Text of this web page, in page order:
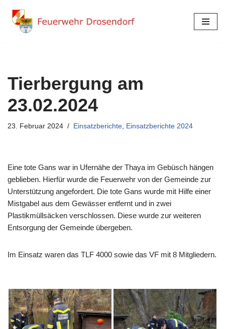
Zum
Tierbergung am
23.02.2024
23. Februar 2024 Einsatzberichte, Einsatzberichte 2024
Eine tote Gans war in Ufernähe der Thaya im Gebüsch hängen
geblieben. Hierfür wurde die Feuerwehr von der Gemeinde zur
Unterstützung angefordert. Die tote Gans wurde mit Hilfe einer
Mistgabel aus dem Gewässer entfernt und in zwei
Plastikmüllsäcken verschlossen. Diese wurde zur weiteren
Entsorgung der Gemeinde übergeben.
Im Einsatz waren das TLF 4000 sowie das VF mit 8 Mitgliedern.